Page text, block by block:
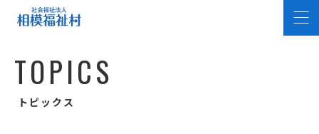
TOPICS
トピックス